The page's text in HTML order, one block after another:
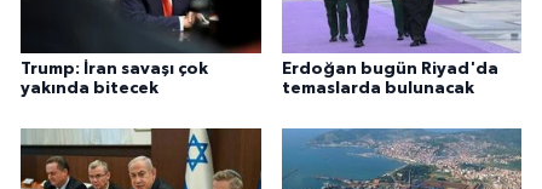
Trump: İran savaşı çok
yakında bitecek
Erdoğan bugün Riyad'da
temaslarda bulunacak